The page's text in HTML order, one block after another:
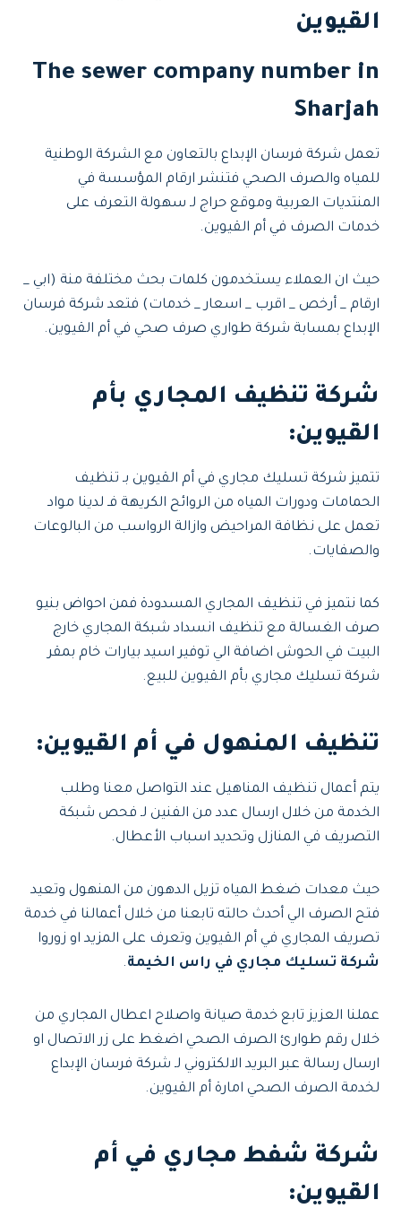
القيوين
The sewer company number in
Sharjah
تعمل شركة فرسان الإبداع بالتعاون مع الشركة الوطنية
للمياه والصرف الصحي فتنشر ارقام المؤسسة في
المنتديات العربية وموقع حراج لـ سهولة التعرف على
خدمات الصرف في أم القيوين.
حيث ان العملاء يستخدمون كلمات بحث مختلفة منة (ابي _
ارقام _ أرخص _ اقرب _ اسعار _ خدمات) فتعد شركة فرسان
الإبداع بمسابة شركة طواري صرف صحي في أم القيوين.
شركة تنظيف المجاري بأم
القيوين:
تتميز شركة تسليك مجاري في أم القيوين بـ تنظيف
الحمامات ودورات المياه من الروائح الكريهة فـ لدينا مواد
تعمل على نظافة المراحيض وازالة الرواسب من البالوعات
والصفايات.
كما نتميز في تنظيف المجاري المسدودة فمن احواض بنيو
صرف الغسالة مع تنظيف انسداد شبكة المجاري خارج
البيت في الحوش اضافة الي توفير اسيد بيارات خام بمقر
شركة تسليك مجاري بأم القيوين للبيع.
تنظيف المنهول في أم القيوين:
يتم أعمال تنظيف المناهيل عند التواصل معنا وطلب
الخدمة من خلال ارسال عدد من الفنين لـ فحص شبكة
التصريف في المنازل وتحديد اسباب الأعطال.
حيث معدات ضغط المياه تزيل الدهون من المنهول وتعيد
فتح الصرف الي أحدث حالته تابعنا من خلال أعمالنا في خدمة
تصريف المجاري في أم القيوين وتعرف على المزيد او زوروا
شركة تسليك مجاري في راس الخيمة.
عملنا العزيز تابع خدمة صيانة واصلاح اعطال المجاري من
خلال رقم طوارئ الصرف الصحي اضغط على زر الاتصال او
ارسال رسالة عبر البريد الالكتروني لـ شركة فرسان الإبداع
لخدمة الصرف الصحي امارة أم القيوين.
شركة شفط مجاري في أم
القيوين: